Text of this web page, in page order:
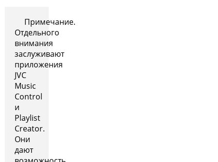
Примечание.
Отдельного
внимания
заслуживают
приложения
JVC
Music
Control
и
Playlist
Creator.
Они
дают